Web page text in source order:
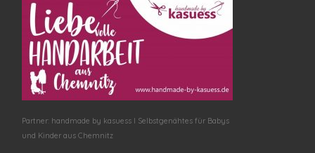
Partner: handmade by kasuess I Selbstgenähtes für Babys
und Kinder aus Chemnitz